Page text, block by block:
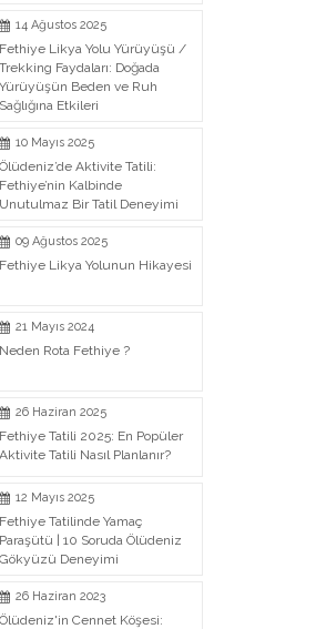
14 Ağustos 2025
Fethiye Likya Yolu Yürüyüşü /
Trekking Faydaları: Doğada
Yürüyüşün Beden ve Ruh
Sağlığına Etkileri
10 Mayıs 2025
Ölüdeniz’de Aktivite Tatili:
Fethiye’nin Kalbinde
Unutulmaz Bir Tatil Deneyimi
09 Ağustos 2025
Fethiye Likya Yolunun Hikayesi
21 Mayıs 2024
Neden Rota Fethiye ?
26 Haziran 2025
Fethiye Tatili 2025: En Popüler
Aktivite Tatili Nasıl Planlanır?
12 Mayıs 2025
Fethiye Tatilinde Yamaç
Paraşütü | 10 Soruda Ölüdeniz
Gökyüzü Deneyimi
26 Haziran 2023
Ölüdeniz'in Cennet Köşesi: